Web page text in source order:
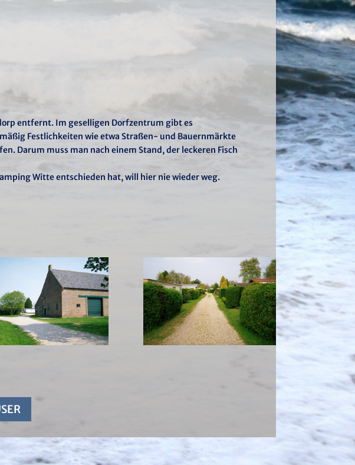
entfernt. Im geselligen Dorfzentrum gibt es
Festlichkeiten wie etwa Straßen- und Bauernmärkte
Darum muss man nach einem Stand, der leckeren Fisch
Witte entschieden hat, will hier nie wieder weg.